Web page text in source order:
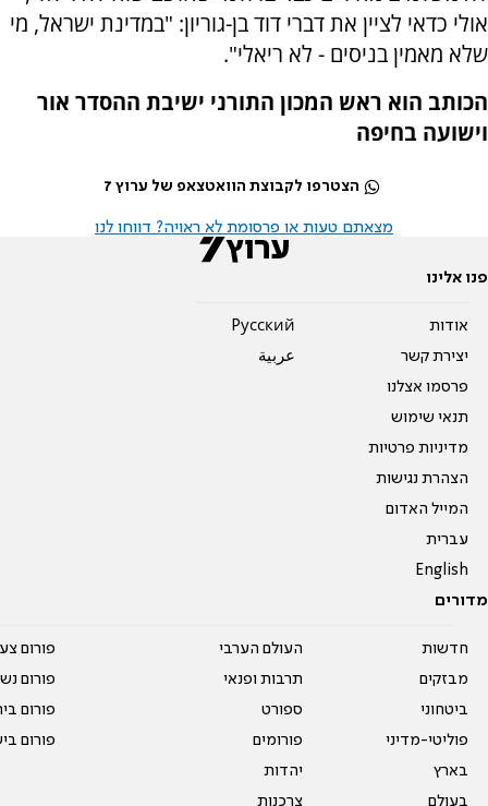
אולי כדאי לציין את דברי דוד בן-גוריון: "במדינת ישראל, מי
שלא מאמין בניסים - לא ריאלי".
הכותב הוא ראש המכון התורני ישיבת ההסדר אור
וישועה בחיפה
הצטרפו לקבוצת הוואטצאפ של ערוץ 7
מצאתם טעות או פרסומת לא ראויה? דווחו לנו
פנו אלינו
אודות
יצירת קשר
פרסמו אצלנו
תנאי שימוש
מדיניות פרטיות
הצהרת נגישות
המייל האדום
עברית
English
Pусский
عربية
מדורים
חדשות
מבזקים
ביטחוני
פוליטי-מדיני
בארץ
בעולם
העולם הערבי
תרבות ופנאי
ספורט
פורומים
יהדות
צרכנות
פורום
פורום
פורום
פורום